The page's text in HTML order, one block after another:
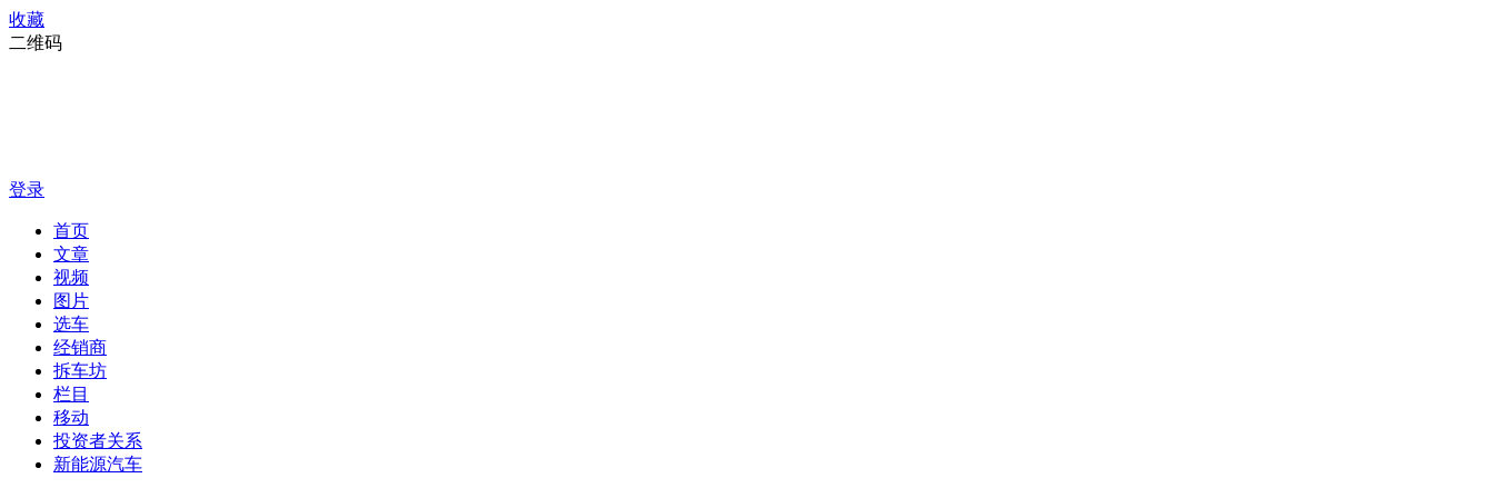
收藏
二维码
登录
首页
文章
视频
图片
选车
经销商
拆车坊
栏目
移动
投资者关系
新能源汽车